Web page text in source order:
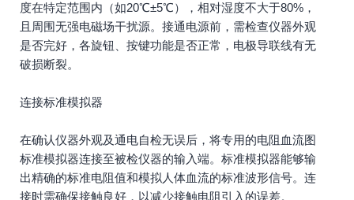
度在特定范围内（如20℃±5℃），相对湿度不大于80%，
且周围无强电磁场干扰源。接通电源前，需检查仪器外观
是否完好，各旋钮、按键功能是否正常，电极导联线有无
破损断裂。
连接标准模拟器
在确认仪器外观及通电自检无误后，将专用的电阻血流图
标准模拟器连接至被检仪器的输入端。标准模拟器能够输
出精确的标准电阻值和模拟人体血流的标准波形信号。连
接时需确保接触良好，以减少接触电阻引入的误差。